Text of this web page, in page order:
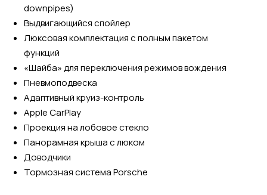
downpipes)
Выдвигающийся спойлер
Люксовая комплектация с полным пакетом
функций
«Шайба» для переключения режимов вождения
Пневмоподвеска
Адаптивный круиз-контроль
Apple CarPlay
Проекция на лобовое стекло
Панорамная крыша с люком
Доводчики
Тормозная система Porsche